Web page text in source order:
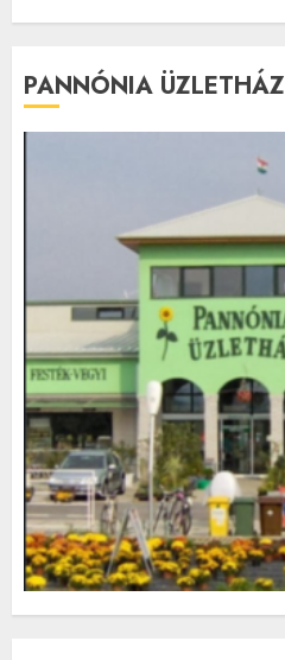
PANNÓNIA ÜZLETHÁZ